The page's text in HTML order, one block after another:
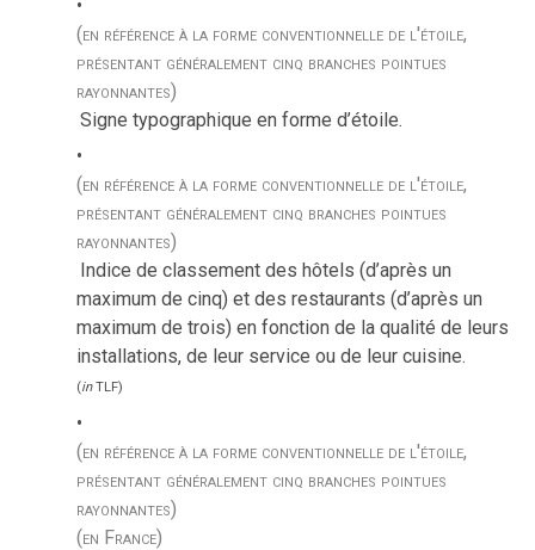
(en référence à la forme conventionnelle de l'étoile,
présentant généralement cinq branches pointues
rayonnantes)
Signe typographique en forme d’étoile.
(en référence à la forme conventionnelle de l'étoile,
présentant généralement cinq branches pointues
rayonnantes)
Indice de classement des hôtels (d’après un
maximum de cinq) et des restaurants (d’après un
maximum de trois) en fonction de la qualité de leurs
installations, de leur service ou de leur cuisine.
(inTLF)
(en référence à la forme conventionnelle de l'étoile,
présentant généralement cinq branches pointues
rayonnantes)
(en France)